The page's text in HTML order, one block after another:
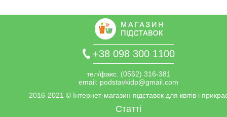
+38 098 300 1100
тел/факс. (0562) 316-381
email: podstavkidp@gmail.com
2016-2021 © Інтернет-магазин підставок для квітів і
Статті